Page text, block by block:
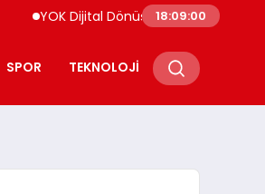
YOK Dijital Dönüşüm İçin Bilişim Uzmanları
18:09:01
SPOR TEKNOLOJI